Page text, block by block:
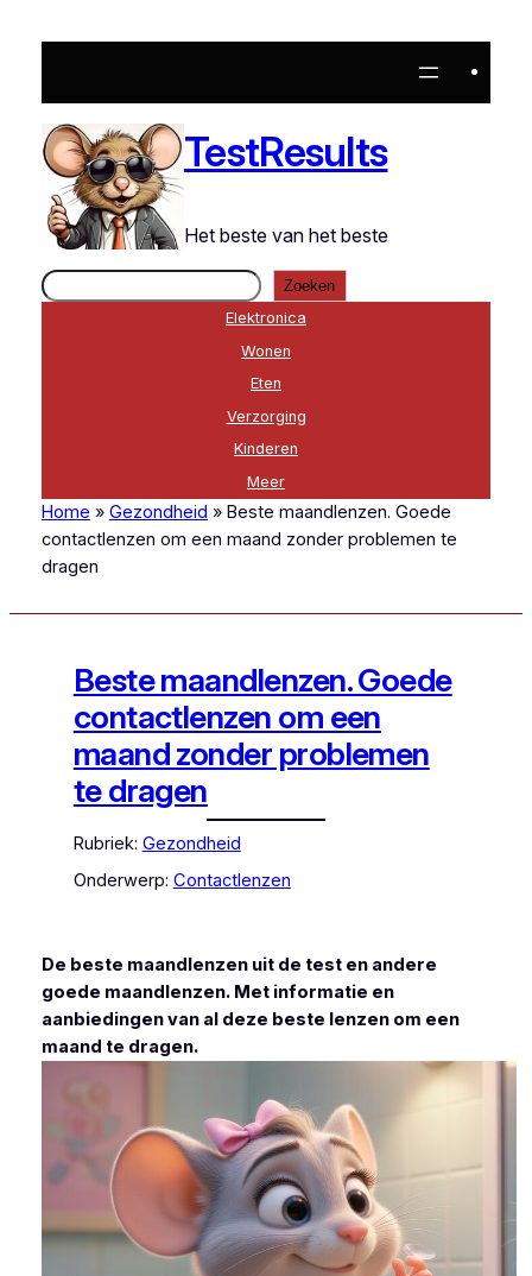
naar
inhoud
TestResults
Het beste van het beste
Zoeken
Zoeken
Elektronica
Wonen
Eten
Verzorging
Kinderen
Meer
Home » Gezondheid »Beste maandlenzen. Goede
contactlenzen om een maand zonder problemen te
dragen
Beste maandlenzen. Goede
contactlenzen om een
maand zonder problemen
te dragen
Rubriek: Gezondheid
Onderwerp: Contactlenzen
De beste maandlenzen uit de test en andere
goede maandlenzen. Met informatie en
aanbiedingen van al deze beste lenzen om een
maand te dragen.